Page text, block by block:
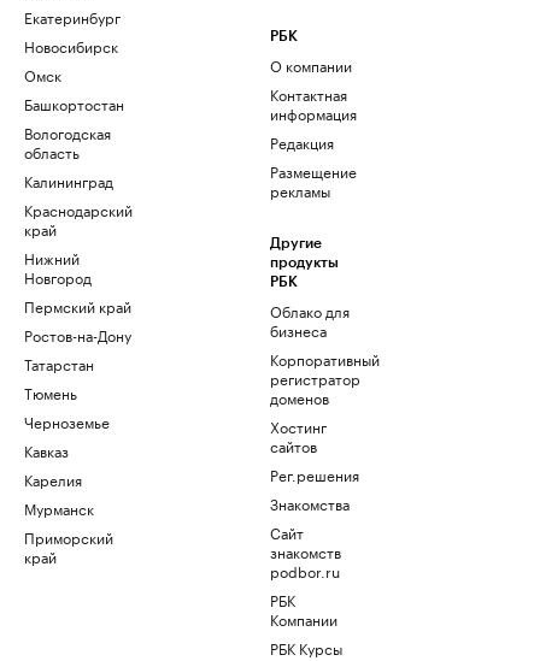
Екатеринбург
Новосибирск
Омск
Башкортостан
Вологодская
область
Калининград
Краснодарский
край
Нижний
Новгород
Пермский край
Ростов-на-Дону
Татарстан
Тюмень
Черноземье
Кавказ
Карелия
Мурманск
Приморский
край
РБК
О компании
Контактная
информация
Редакция
Размещение
рекламы
Другие
продукты
РБК
Облако для
бизнеса
Корпоративный
регистратор
доменов
Хостинг
сайтов
Рег.решения
Знакомства
Сайт
знакомств
podbor.ru
РБК
Компании
РБК Курсы